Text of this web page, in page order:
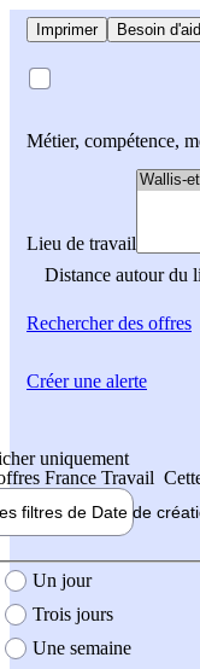
Imprimer Besoin
Métier, compétence,
Lieu de travail
Distance autour du
Rechercherdes offres
uniquement
France Travail
filtres de Date de
création de l'offre
Un jour
Trois jours
Une semaine
Créer une alerte